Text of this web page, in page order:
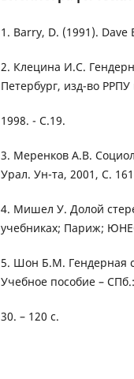
1. Barry, D. (1991).
2. Клецина И.С.
Петербург, изд-во
1998. - С.19.
3. Меренков А.В.
Урал. Ун-та, 2001, С.
4. Мишел У. Долой
учебниках; Париж;
5. Шон Б.М. Гендерная
Учебное пособие –
30. – 120 с.